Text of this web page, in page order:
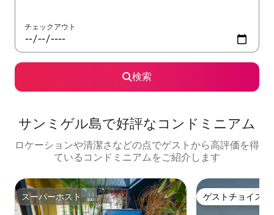
チェックアウト
検索
サンミゲル島で好評なコンドミニアム
ロケーションや清潔さなどの点でゲストから高評価を得
ているコンドミニアムをご紹介します
スーパーホスト
スーパーホスト ゲストチョイス
ゲストチョイス